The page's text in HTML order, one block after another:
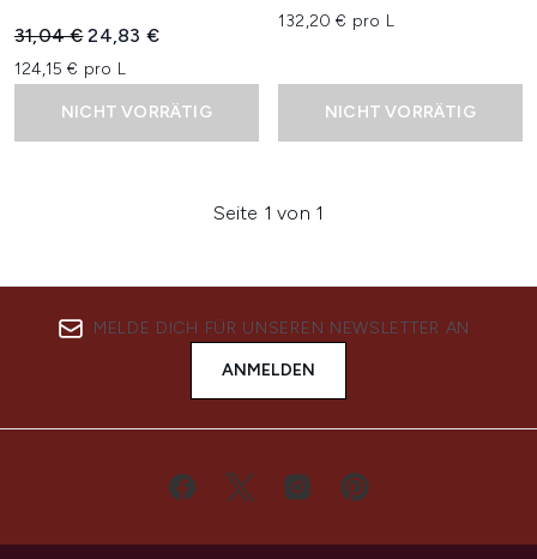
Unverbindliche Preisempfehlung:
31,04 €Aktueller Preis:
24,83 €
124,15 € pro L
NICHT VORRÄTIG
132,20 € pro L
NICHT VORRÄTIG
Seite 1 von 1
MELDE DICH FÜR UNSEREN NEWSLETTER AN
ANMELDEN